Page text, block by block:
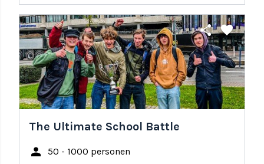
share favorite
The Ultimate School Battle
person 50 - 1000 personen